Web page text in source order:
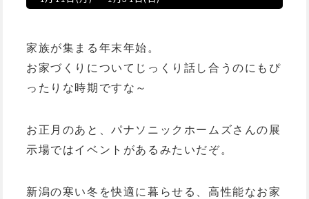
家族が集まる年末年始。
お家づくりについてじっくり話し合うのにもぴ
ったりな時期ですな～
お正月のあと、パナソニックホームズさんの展
示場ではイベントがあるみたいだぞ。
新潟の寒い冬を快適に暮らせる、高性能なお家